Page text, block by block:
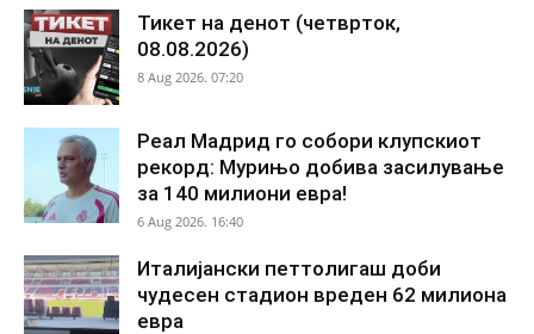
Тикет на денот (четврток,
08.08.2026)
8 Aug 2026. 07:20
Реал Мадрид го собори клупскиот
рекорд: Мурињо добива засилување
за 140 милиони евра!
6 Aug 2026. 16:40
Италијански петтолигаш доби
чудесен стадион вреден 62 милиона
евра